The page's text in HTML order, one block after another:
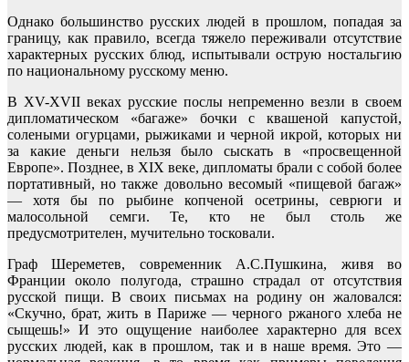
Однако большинство русских людей в прошлом, попадая за
границу, как правило, всегда тяжело переживали отсутствие
характерных русских блюд, испытывали острую ностальгию
по национальному русскому меню.
В XV-XVII веках русские послы непременно везли в своем
дипломатическом «багаже» бочки с квашеной капустой,
солеными огурцами, рыжиками и черной икрой, которых ни
за какие деньги нельзя было сыскать в «просвещенной
Европе». Позднее, в XIX веке, дипломаты брали с собой более
портативный, но также довольно весомый «пищевой багаж»
— хотя бы по рыбине копченой осетрины, севрюги и
малосольной семги. Те, кто не был столь же
предусмотрителен, мучительно тосковали.
Граф Шереметев, современник А.С.Пушкина, живя во
Франции около полугода, страшно страдал от отсутствия
русской пищи. В своих письмах на родину он жаловался:
«Скучно, брат, жить в Париже — черного ржаного хлеба не
сыщешь!» И это ощущение наиболее характерно для всех
русских людей, как в прошлом, так и в наше время. Это —